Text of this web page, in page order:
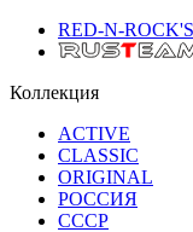
RED-N-ROCK'S
Коллекция
ACTIVE
CLASSIC
ORIGINAL
РОССИЯ
СССР